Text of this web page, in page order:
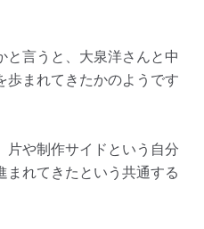
と言うと、大泉洋さんと中
歩まれてきたかのようです
片や制作サイドという自分
まれてきたという共通する